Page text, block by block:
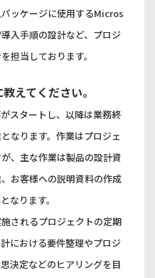
ッケージに使用するMicros
入手順の設計など、プロジ
担当しております。
えてください。
スタートし、以降は業務終
なります。作業はプロジェ
、主な作業は製品の設計資
お客様への説明資料の作成
なります。
されるプロジェクトの定期
における要件整理やプロジ
決定などのヒアリングを目